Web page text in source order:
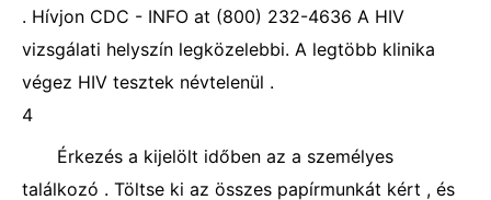
. Hívjon CDC - INFO at (800) 232-4636 A HIV
vizsgálati helyszín legközelebbi. A legtöbb klinika
végez HIV tesztek névtelenül .
4
Érkezés a kijelölt időben az a személyes
találkozó . Töltse ki az összes papírmunkát kért , és